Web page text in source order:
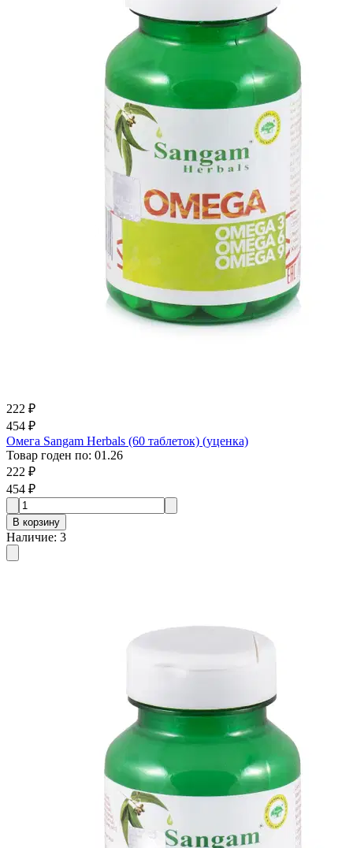
222 ₽
454 ₽
Омега Sangam Herbals (60 таблеток) (уценка)
Товар годен по: 01.26
222 ₽
454 ₽
В корзину
Наличие: 3